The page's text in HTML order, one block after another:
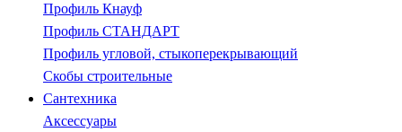
Профиль Кнауф
Профиль СТАНДАРТ
Профиль угловой, стыкоперекрывающий
Скобы строительные
Сантехника
Аксессуары